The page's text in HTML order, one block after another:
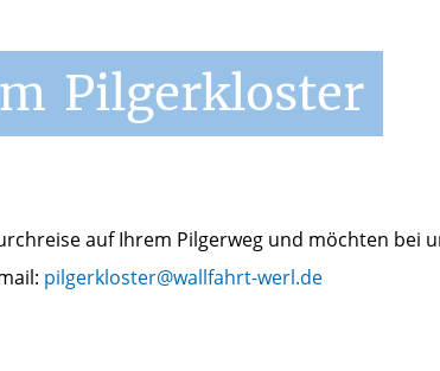
Pilgerkloster
auf Ihrem Pilgerweg und möchten bei
pilgerkloster@wallfahrt-werl.de